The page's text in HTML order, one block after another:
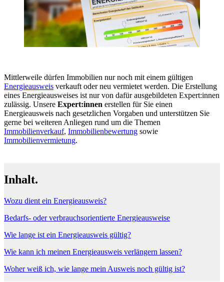
Mittlerweile dürfen Immobilien nur noch mit einem gültigen
Energieausweis verkauft oder neu vermietet werden. Die Erstellung
eines Energieausweises ist nur von dafür ausgebildeten Expert:innen
zulässig. Unsere Expert:innen erstellen für Sie einen
Energieausweis nach gesetzlichen Vorgaben und unterstützen Sie
gerne bei weiteren Anliegen rund um die Themen
Immobilienverkauf, Immobilienbewertung sowie
Immobilienvermietung.
Inhalt.
Wozu dient ein Energieausweis?
Bedarfs- oder verbrauchsorientierte Energieausweise
Wie lange ist ein Energieausweis gültig?
Wie kann ich meinen Energieausweis verlängern lassen?
Woher weiß ich, wie lange mein Ausweis noch gültig ist?